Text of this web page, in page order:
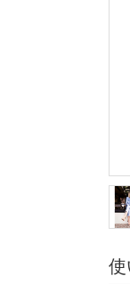
使